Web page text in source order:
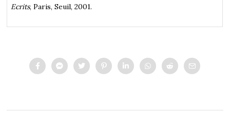
Ecrits, Paris, Seuil, 2001.